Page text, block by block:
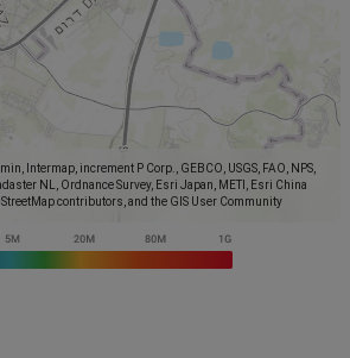
Intermap, increment P Corp., GEBCO, USGS, FAO, NPS,
NL, Ordnance Survey, Esri Japan, METI, Esri China
contributors, and the GIS User Community